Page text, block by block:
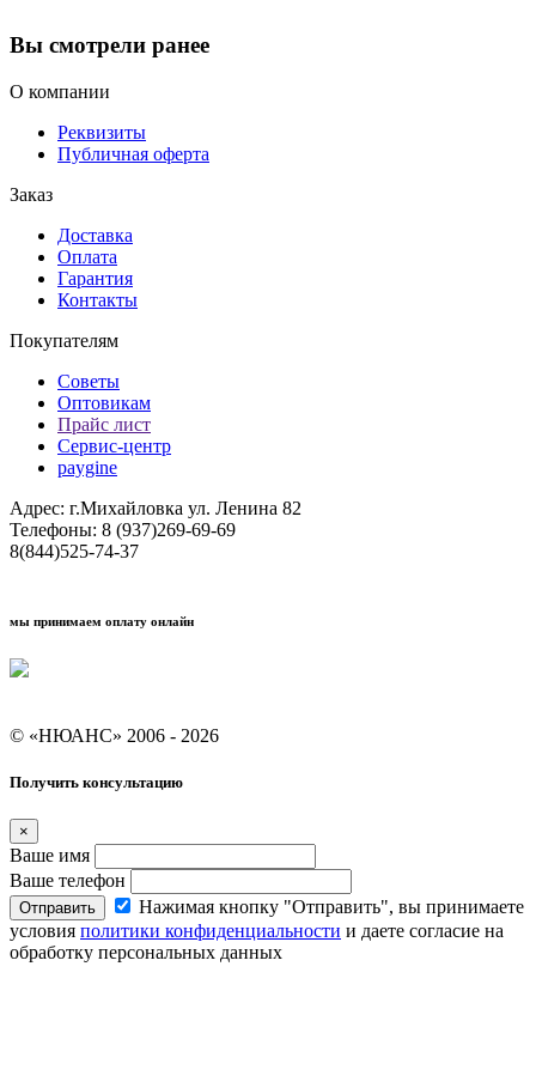
Вы смотрели ранее
О компании
Реквизиты
Публичная оферта
Заказ
Доставка
Оплата
Гарантия
Контакты
Покупателям
Советы
Оптовикам
Прайс лист
Сервис-центр
paygine
Адрес: г.Михайловка ул. Ленина 82
Телефоны: 8 (937)269-69-69
8(844)525-74-37
мы принимаем оплату онлайн
© «НЮАНС» 2006 - 2026
Получить консультацию
×
Ваше имя
Ваше телефон
Отправить
Нажимая кнопку "Отправить", вы принимаете
условия политики конфиденциальности и даете согласие на
обработку персональных данных